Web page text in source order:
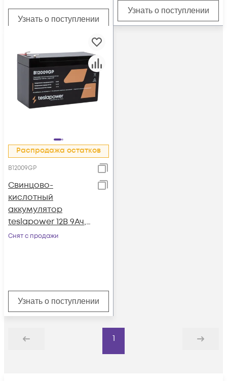
Узнать о поступлении
Узнать о поступлении
Распродажа остатков
B12009GP
Свинцово-
кислотный
аккумулятор
teslapower 12В 9Ач,
серия GP
Снят с продажи
Узнать о поступлении
Назад
1
Дальше